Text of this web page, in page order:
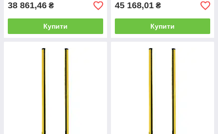
38 861,46 ₴
Купити
45 168,01 ₴
Купити